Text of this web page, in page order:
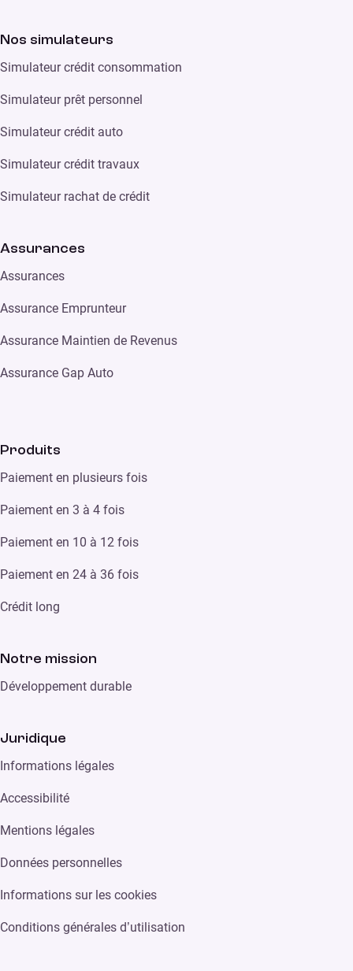
Nos simulateurs
Simulateur crédit consommation
Simulateur prêt personnel
Simulateur crédit auto
Simulateur crédit travaux
Simulateur rachat de crédit
Assurances
Assurances
Assurance Emprunteur
Assurance Maintien de Revenus
Assurance Gap Auto
Produits
Paiement en plusieurs fois
Paiement en 3 à 4 fois
Paiement en 10 à 12 fois
Paiement en 24 à 36 fois
Crédit long
Notre mission
Développement durable
Juridique
Informations légales
Accessibilité
Mentions légales
Données personnelles
Informations sur les cookies
Conditions générales d’utilisation